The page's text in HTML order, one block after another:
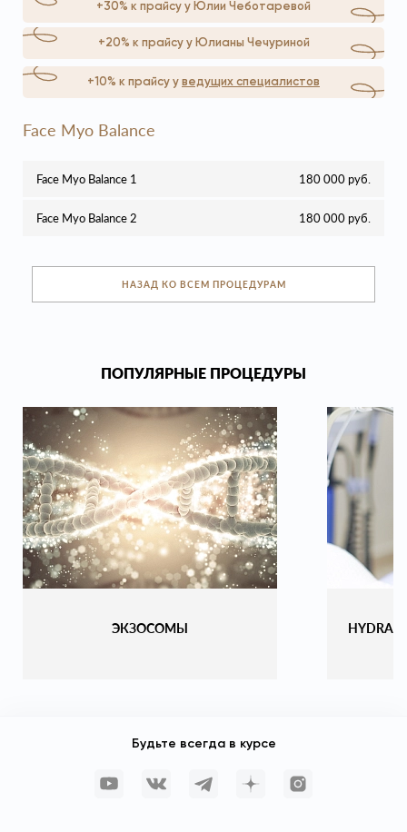
+30% к прайсу у Юлии Чеботаревой
+20% к прайсу у Юлианы Чечуриной
+10% к прайсу у ведущих специалистов
Face Myo Balance
Face Myo Balance 1 180 000 руб.
Face Myo Balance 2 180 000 руб.
НАЗАД КО ВСЕМ ПРОЦЕДУРАМ
ПОПУЛЯРНЫЕ ПРОЦЕДУРЫ
ЭКЗОСОМЫ
Будьте всегда в курсе